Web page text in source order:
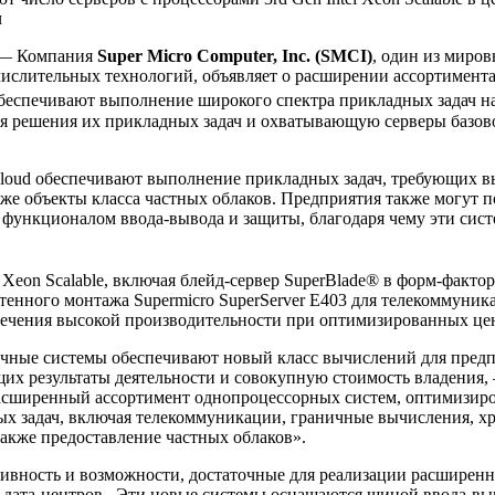
Компания Super Micro Computer, Inc. (SMCI), один из
технологий, объявляет о расширении
выполнение широкого спектра прикладных задач
их прикладных задач и охватывающую серверы
обеспечивают выполнение прикладных задач, требующих
объекты класса частных облаков. Предприятия также могут
ввода-вывода и защиты, благодаря чему эти
Scalable, включая блейд-сервер SuperBlade® в форм-
монтажа Supermicro SuperServer E403 для
высокой производительности при оптимизированных
системы обеспечивают новый класс вычислений для
результаты деятельности и совокупную стоимость
ассортимент однопроцессорных систем,
задач, включая телекоммуникации, граничные вычисления,
предоставление частных облаков».
и возможности, достаточные для реализации